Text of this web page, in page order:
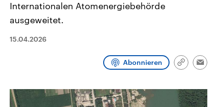
Landtagswahl Sachsen-Anhalt
2026
Alle Informationen
Sachsen-Anhalt wählt am 6.
Landtag. Seit 2021 wird das
Wahlprogramme, aktuelle Berichte
und Kandidaten der anstehenden
Wahl.
USA
Aktuelle Beiträge,
aktuelle Weltgeschehen.
Audio-Archiv
Internationalen Atomenergiebehörde
ausgeweitet.
15.04.2026
Abonnieren
Link